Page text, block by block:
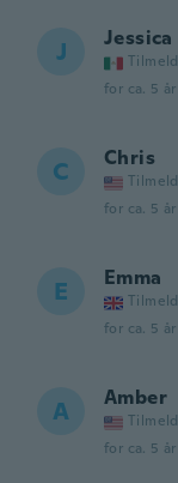
J Jessica
for ca. 5
C Chris
for ca. 5
E Emma
for ca. 5
A Amber
for ca. 5